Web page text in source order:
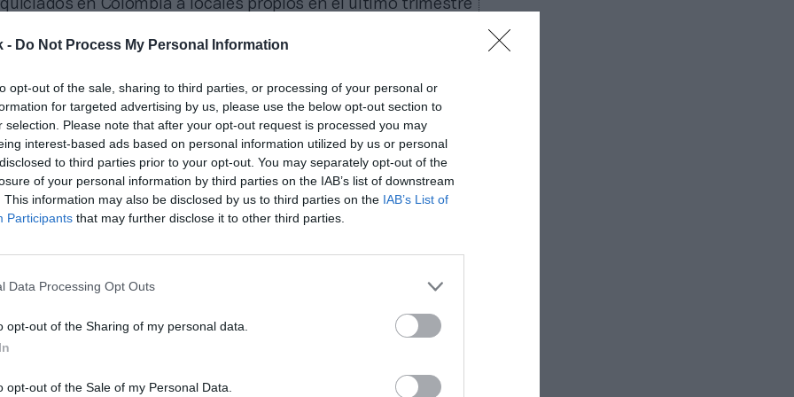
- Do Not Process My Personal Information
opt-out of the sale, sharing to third parties, or processing of your personal or
for targeted advertising by us, please use the below opt-out section to
selection. Please note that after your opt-out request is processed you may
interest-based ads based on personal information utilized by us or personal
to third parties prior to your opt-out. You may separately opt-out of the
of your personal information by third parties on the IAB’s list of downstream
This information may also be disclosed by us to third parties on the IAB’s List of
Participants that may further disclose it to other third parties.
Data Processing Opt Outs
opt-out of the Sharing of my personal data.
opt-out of the Sale of my Personal Data.
en Colombia a locales propios en el último trimestre
las operaciones fuera de Brasil representaron el 62% de
de expansión de la compañía. En Brasil se abrieron 117
a operar 823 locales; en México se abrieron 77 centros,
y en otros países de Latinoamérica se abrieron
quincenal PRO Fitness
tendencias y datos del sector
104 en diciembre, el mayor número de inauguraciones en